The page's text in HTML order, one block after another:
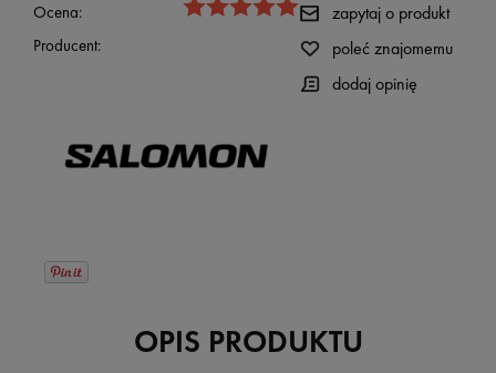
Ocena:
Producent:
zapytaj o produkt
poleć znajomemu
dodaj opinię
OPIS PRODUKTU